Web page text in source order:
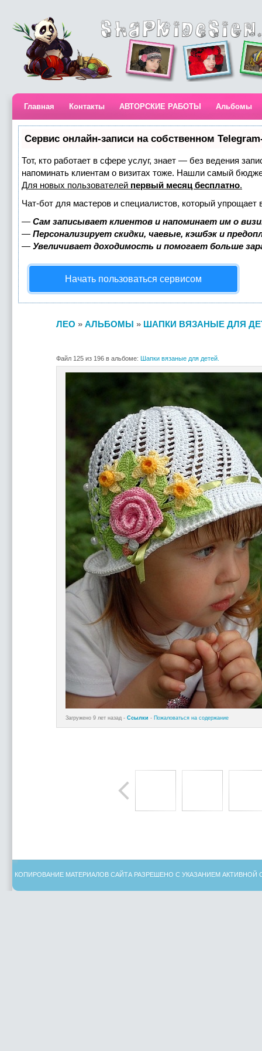
Главная Контакты АВТОРСКИЕ РАБОТЫ Альбомы
Сервис онлайн-записи на собственном
Тот, кто работает в сфере услуг, знает — без ведения
напоминать клиентам о визитах тоже. Нашли самый
Для новых пользователей первый месяц бесплатно.
Чат-бот для мастеров и специалистов, который упрощает
— Сам записывает клиентов и напоминает им о
— Персонализирует скидки, чаевые, кэшбэк и
— Увеличивает доходимость и помогает больше
Начать пользоваться сервисом
ЛЕО » АЛЬБОМЫ » ШАПКИ ВЯЗАНЫЕ ДЛЯ
Файл 125 из 196 в альбоме: Шапки вязаные для детей.
Загружено 9 лет назад - Ссылки - Пожаловаться на содержание
КОПИРОВАНИЕ МАТЕРИАЛОВ САЙТА РАЗРЕШЕНО С УКАЗАНИЕМ АКТИВНОЙ